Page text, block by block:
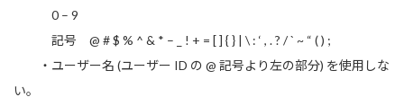
0 – 9
記号 @ # $ % ^ & * – _ ! + = [ ] { } | \ : ‘ , . ? / ` ~ “ ( ) ;
・ユーザー名 (ユーザー ID の @ 記号より左の部分) を使用しな
い。